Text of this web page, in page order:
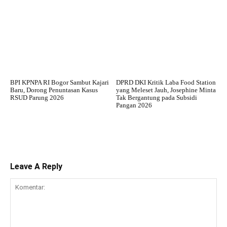
BPI KPNPA RI Bogor Sambut Kajari
Baru, Dorong Penuntasan Kasus
RSUD Parung 2026
DPRD DKI Kritik Laba Food Station
yang Meleset Jauh, Josephine Minta
Tak Bergantung pada Subsidi
Pangan 2026
Leave A Reply